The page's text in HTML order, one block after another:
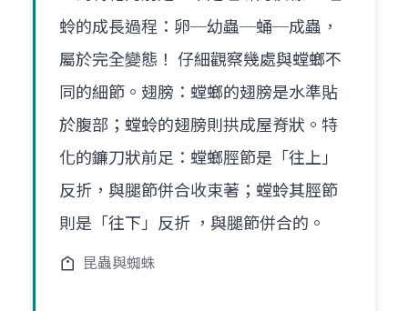
蛉的成長過程：卵─幼蟲─蛹─成蟲，
屬於完全變態！ 仔細觀察幾處與螳螂不
同的細節。翅膀：螳螂的翅膀是水準貼
於腹部；螳蛉的翅膀則拱成屋脊狀。特
化的鐮刀狀前足：螳螂脛節是「往上」
反折，與腿節併合收束著；螳蛉其脛節
則是「往下」反折 ，與腿節併合的。
昆蟲與蜘蛛